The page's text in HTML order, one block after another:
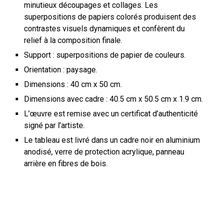
minutieux découpages et collages. Les
superpositions de papiers colorés produisent des
contrastes visuels dynamiques et confèrent du
relief à la composition finale.
Support : superpositions de papier de couleurs.
Orientation : paysage.
Dimensions :40 cm x 50 cm.
Dimensions avec cadre :40.5 cm x 50.5 cm x 1.9 cm.
L’œuvre est remise avec un certificat d’authenticité
signé par l’artiste.
Le tableau est livré dans un cadre noir en aluminium
anodisé, verre de protection acrylique, panneau
arrière en fibres de bois.